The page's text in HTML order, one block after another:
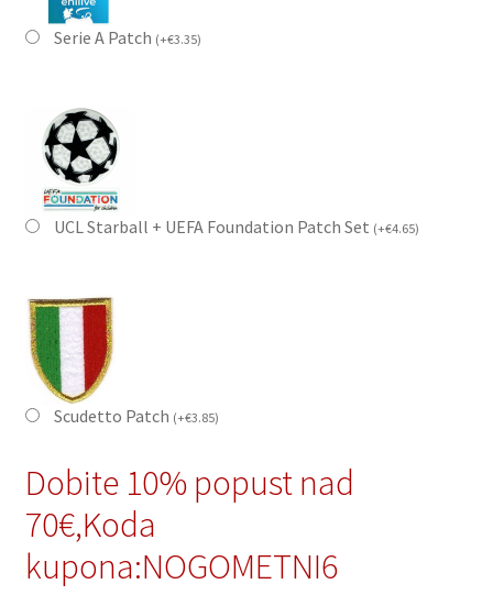
Serie A Patch (+€3.35)
UCL Starball + UEFA Foundation Patch Set (+€4.65)
Scudetto Patch (+€3.85)
Dobite 10% popust nad
70€,Koda
kupona:NOGOMETNI6